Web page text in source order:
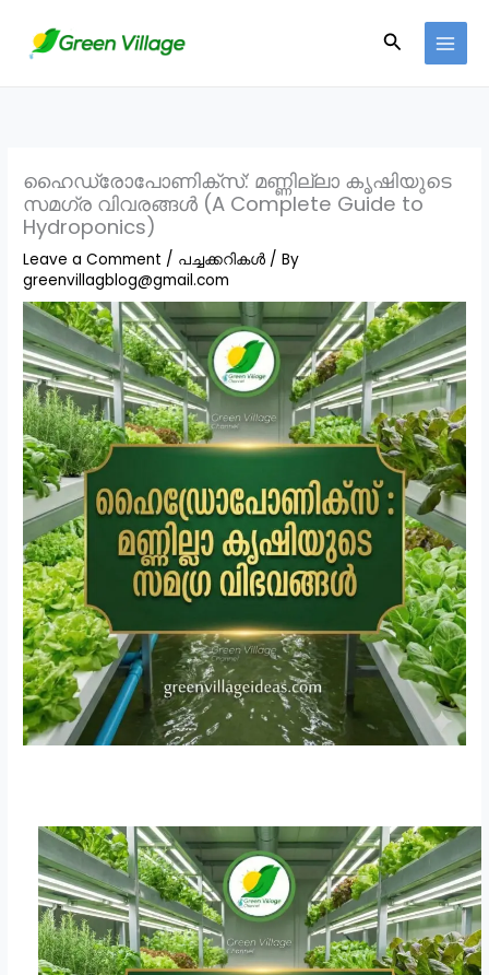
Search
ഹൈഡ്രോപോണിക്സ്: മണ്ണില്ലാ കൃഷിയുടെ
സമഗ്ര വിവരങ്ങൾ (A Complete Guide to
Hydroponics)
Leave a Comment / പച്ചക്കറികൾ / By
greenvillagblog@gmail.com